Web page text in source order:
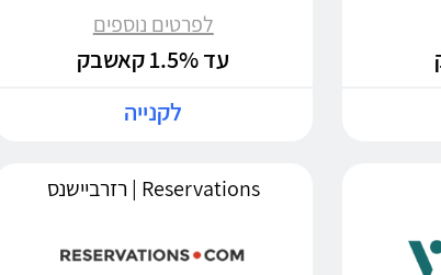
לפרטים נוספים
עד 1.5% קאשבק
לקנייה
Reservations | רזרביישנס